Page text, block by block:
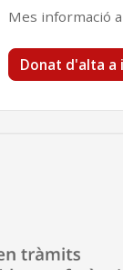
Mes informació a
Donat d'alta a